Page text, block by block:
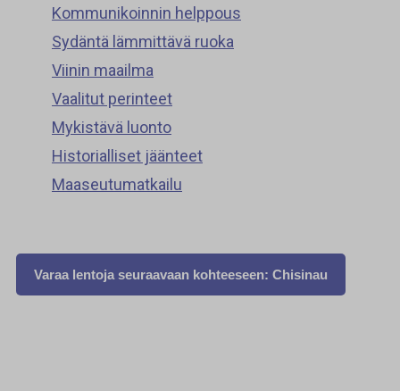
Kommunikoinnin helppous
Sydäntä lämmittävä ruoka
Viinin maailma
Vaalitut perinteet
Mykistävä luonto
Historialliset jäänteet
Maaseutumatkailu
Varaa lentoja seuraavaan kohteeseen: Chisinau